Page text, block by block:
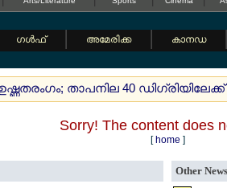
ഗള്‍ഫ് അമേരിക്ക കാനഡ
താപനില 40 ഡിഗ്രിയിലേക്ക്
Sorry! The content does
[ home ]
Other